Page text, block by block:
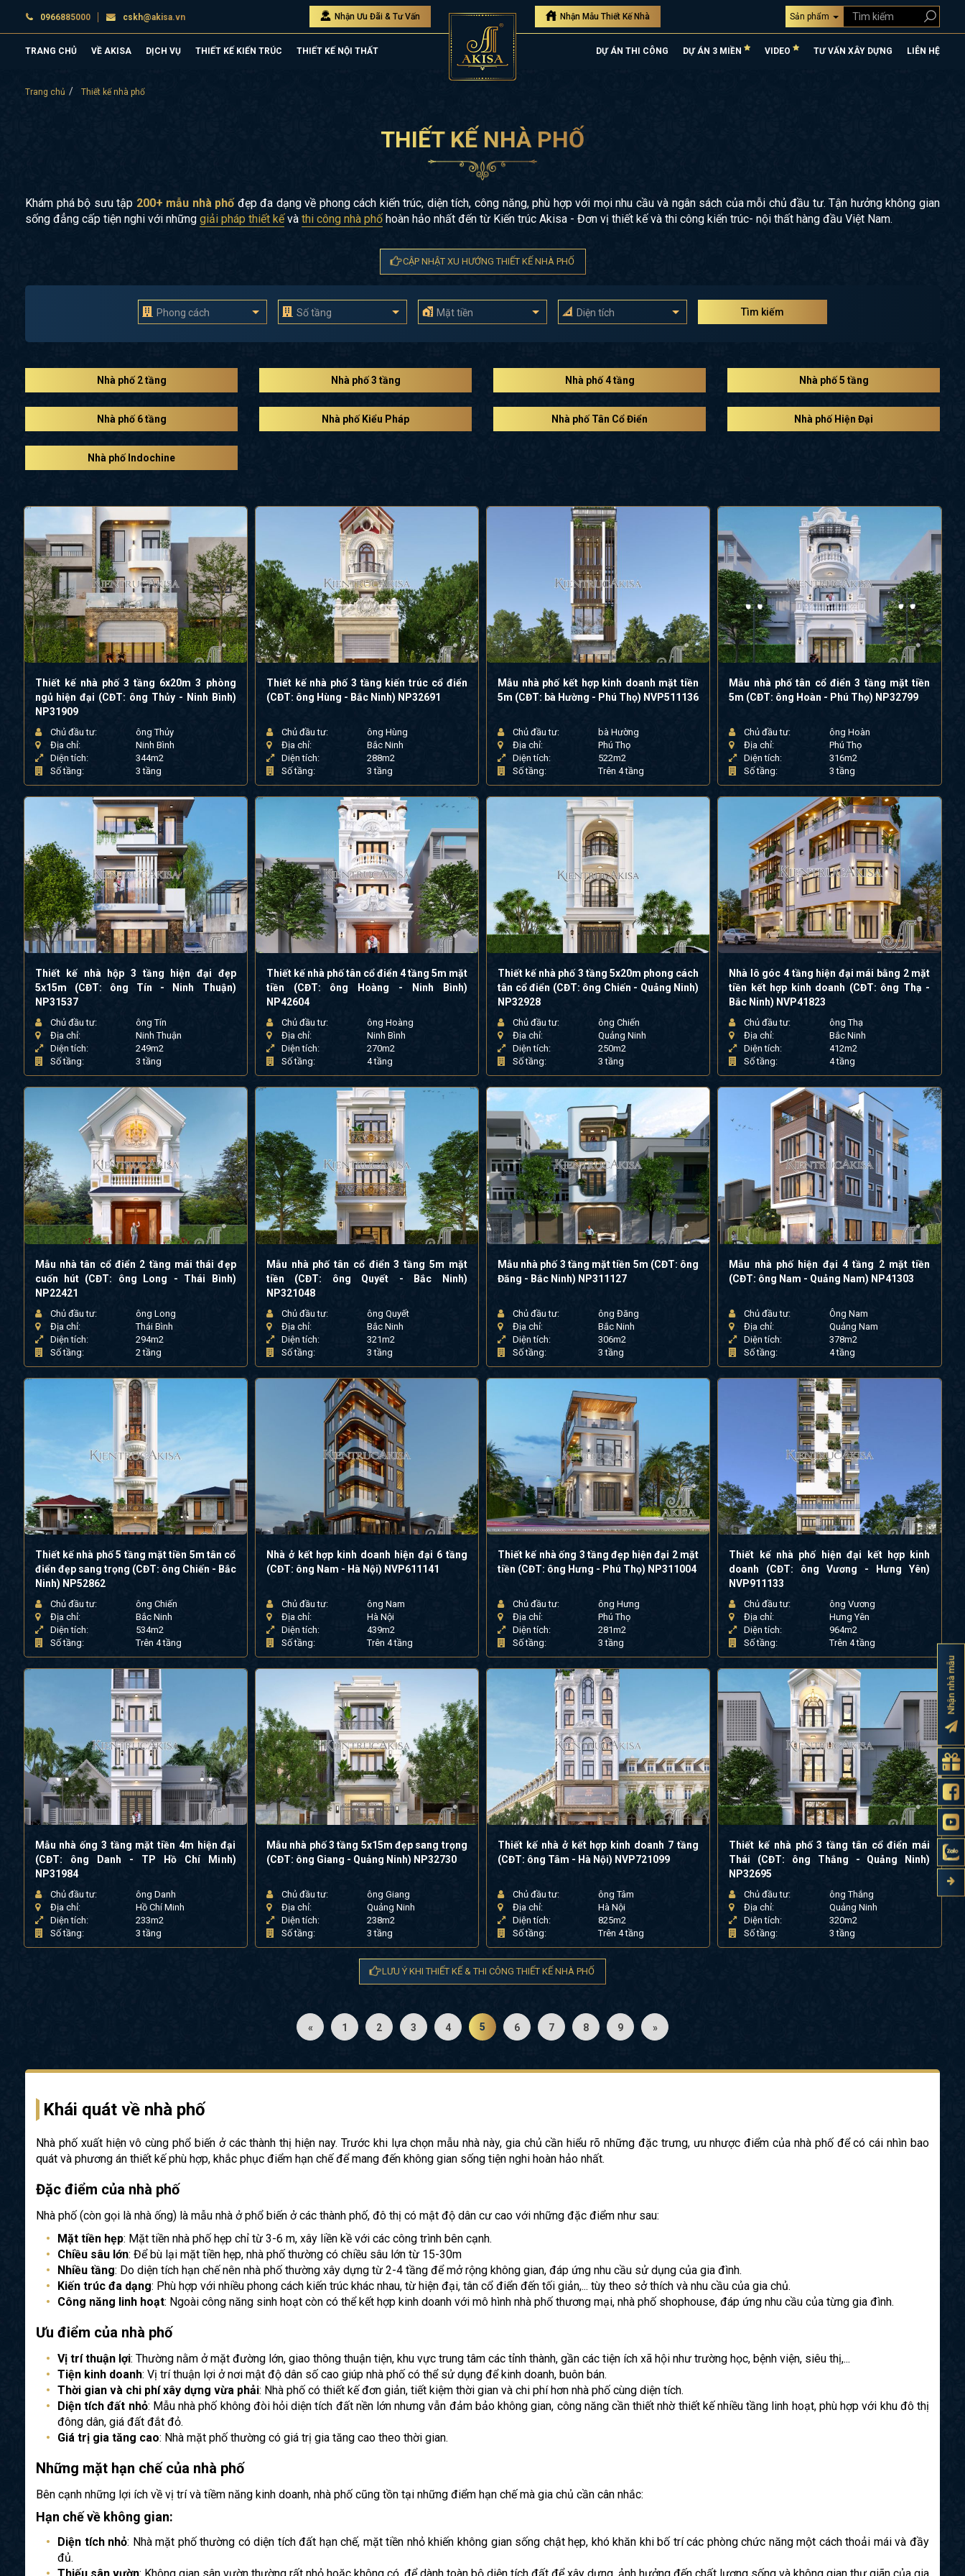
0966885000 cskh@akisa.vn Nhận Ưu Đãi & Tư Vấn Nhận Mẫu Thiết Kế Nhà Sản phẩm
TRANG CHỦ VỀ AKISA DỊCH VỤ THIẾT KẾ KIẾN TRÚC THIẾT KẾ NỘI THẤT DỰ ÁN THI CÔNG DỰ ÁN 3 MIỀN VIDEO TƯ VẤN XÂY DỰNG LIÊN HỆ
Trang chủ Thiết kế nhà phố
THIẾT KẾ NHÀ PHỐ
Khám phá bộ sưu tập 200+ mẫu nhà phốđẹp đa dạng về phong cách kiến trúc, diện tích, công năng, phù hợp với mọi nhu cầu và ngân sách của mỗi chủ đầu tư. Tận hưởng không gian
sống đẳng cấp tiện nghi với những giải pháp thiết kếvà thi công nhà phố hoàn hảo nhất đến từ Kiến trúc Akisa - Đơn vị thiết kế và thi công kiến trúc- nội thất hàng đầu Việt Nam.
CẬP NHẬT XU HƯỚNG THIẾT KẾ NHÀ PHỐ
Phong cách Số tầng Mặt tiền Diện tích Tìm kiếm
Nhà phố 2 tầng Nhà phố 3 tầng Nhà phố 4 tầng Nhà phố 5 tầng
Nhà phố 6 tầng Nhà phố Kiểu Pháp Nhà phố Tân Cổ Điển Nhà phố Hiện Đại
Nhà phố Indochine
Thiết kế nhà phố 3 tầng 6x20m 3 phòng
ngủ hiện đại (CĐT: ông Thủy - Ninh Bình)
NP31909
Chủ đầu tư:
ông Thủy
Địa chỉ:
Ninh Bình
Diện tích:
344m2
Số tầng:
3 tầng
Thiết kế nhà phố 3 tầng kiến trúc cổ điển
(CĐT: ông Hùng - Bắc Ninh) NP32691
Chủ đầu tư:
ông Hùng
Địa chỉ:
Bắc Ninh
Diện tích:
288m2
Số tầng:
3 tầng
Mẫu nhà phố kết hợp kinh doanh mặt tiền
5m (CĐT: bà Hường - Phú Thọ) NVP511136
Chủ đầu tư:
bà Hường
Địa chỉ:
Phú Thọ
Diện tích:
522m2
Số tầng:
Trên 4 tầng
Mẫu nhà phố tân cổ điển 3 tầng mặt tiền
5m (CĐT: ông Hoàn - Phú Thọ) NP32799
Chủ đầu tư:
ông Hoàn
Địa chỉ:
Phú Thọ
Diện tích:
316m2
Số tầng:
3 tầng
Thiết kế nhà hộp 3 tầng hiện đại đẹp
5x15m (CĐT: ông Tín - Ninh Thuận)
NP31537
Chủ đầu tư:
ông Tín
Địa chỉ:
Ninh Thuận
Diện tích:
249m2
Số tầng:
3 tầng
Thiết kế nhà phố tân cổ điển 4 tầng 5m mặt
tiền (CĐT: ông Hoàng - Ninh Bình)
NP42604
Chủ đầu tư:
ông Hoàng
Địa chỉ:
Ninh Bình
Diện tích:
270m2
Số tầng:
4 tầng
Thiết kế nhà phố 3 tầng 5x20m phong cách
tân cổ điển (CĐT: ông Chiến - Quảng Ninh)
NP32928
Chủ đầu tư:
ông Chiến
Địa chỉ:
Quảng Ninh
Diện tích:
250m2
Số tầng:
3 tầng
Nhà lô góc 4 tầng hiện đại mái bằng 2 mặt
tiền kết hợp kinh doanh (CĐT: ông Thạ -
Bắc Ninh) NVP41823
Chủ đầu tư:
ông Thạ
Địa chỉ:
Bắc Ninh
Diện tích:
412m2
Số tầng:
4 tầng
Mẫu nhà tân cổ điển 2 tầng mái thái đẹp
cuốn hút (CĐT: ông Long - Thái Bình)
NP22421
Chủ đầu tư:
ông Long
Địa chỉ:
Thái Bình
Diện tích:
294m2
Số tầng:
2 tầng
Mẫu nhà phố tân cổ điển 3 tầng 5m mặt
tiền (CĐT: ông Quyết - Bắc Ninh)
NP321048
Chủ đầu tư:
ông Quyết
Địa chỉ:
Bắc Ninh
Diện tích:
321m2
Số tầng:
3 tầng
Mẫu nhà phố 3 tầng mặt tiền 5m (CĐT: ông
Đăng - Bắc Ninh) NP311127
Chủ đầu tư:
ông Đăng
Địa chỉ:
Bắc Ninh
Diện tích:
306m2
Số tầng:
3 tầng
Mẫu nhà phố hiện đại 4 tầng 2 mặt tiền
(CĐT: ông Nam - Quảng Nam) NP41303
Chủ đầu tư:
Ông Nam
Địa chỉ:
Quảng Nam
Diện tích:
378m2
Số tầng:
4 tầng
Thiết kế nhà phố 5 tầng mặt tiền 5m tân cổ
điển đẹp sang trọng (CĐT: ông Chiến - Bắc
Ninh) NP52862
Chủ đầu tư:
ông Chiến
Địa chỉ:
Bắc Ninh
Diện tích:
534m2
Số tầng:
Trên 4 tầng
Nhà ở kết hợp kinh doanh hiện đại 6 tầng
(CĐT: ông Nam - Hà Nội) NVP611141
Chủ đầu tư:
ông Nam
Địa chỉ:
Hà Nội
Diện tích:
439m2
Số tầng:
Trên 4 tầng
Thiết kế nhà ống 3 tầng đẹp hiện đại 2 mặt
tiền (CĐT: ông Hưng - Phú Thọ) NP311004
Chủ đầu tư:
ông Hưng
Địa chỉ:
Phú Thọ
Diện tích:
281m2
Số tầng:
3 tầng
Thiết kế nhà phố hiện đại kết hợp kinh
doanh (CĐT: ông Vương - Hưng Yên)
NVP911133
Chủ đầu tư:
ông Vương
Địa chỉ:
Hưng Yên
Diện tích:
964m2
Số tầng:
Trên 4 tầng
Mẫu nhà ống 3 tầng mặt tiền 4m hiện đại
(CĐT: ông Danh - TP Hồ Chí Minh)
NP31984
Chủ đầu tư:
ông Danh
Địa chỉ:
Hồ Chí Minh
Diện tích:
233m2
Số tầng:
3 tầng
Mẫu nhà phố 3 tầng 5x15m đẹp sang trọng
(CĐT: ông Giang - Quảng Ninh) NP32730
Chủ đầu tư:
ông Giang
Địa chỉ:
Quảng Ninh
Diện tích:
238m2
Số tầng:
3 tầng
Thiết kế nhà ở kết hợp kinh doanh 7 tầng
(CĐT: ông Tâm - Hà Nội) NVP721099
Chủ đầu tư:
ông Tâm
Địa chỉ:
Hà Nội
Diện tích:
825m2
Số tầng:
Trên 4 tầng
Thiết kế nhà phố 3 tầng tân cổ điển mái
Thái (CĐT: ông Thắng - Quảng Ninh)
NP32695
Chủ đầu tư:
ông Thắng
Địa chỉ:
Quảng Ninh
Diện tích:
320m2
Số tầng:
3 tầng
LƯU Ý KHI THIẾT KẾ & THI CÔNG THIẾT KẾ NHÀ PHỐ
« 1 2 3 4 5 6 7 8 9 »
Khái quát về nhà phố
Nhà phố xuất hiện vô cùng phổ biến ở các thành thị hiện nay. Trước khi lựa chọn mẫu nhà này, gia chủ cần hiểu rõ những đặc trưng, ưu nhược điểm của nhà phố để có cái nhìn bao
quát và phương án thiết kế phù hợp, khắc phục điểm hạn chế để mang đến không gian sống tiện nghi hoàn hảo nhất.
Đặc điểm của nhà phố
Nhà phố (còn gọi là nhà ống) là mẫu nhà ở phổ biến ở các thành phố, đô thị có mật độ dân cư cao với những đặc điểm như sau:
Mặt tiền hẹp: Mặt tiền nhà phố hẹp chỉ từ 3-6 m, xây liền kề với các công trình bên cạnh.
Chiều sâu lớn: Để bù lại mặt tiền hẹp, nhà phố thường có chiều sâu lớn từ 15-30m
Nhiều tầng: Do diện tích hạn chế nên nhà phố thường xây dựng từ 2-4 tầng để mở rộng không gian, đáp ứng nhu cầu sử dụng của gia đình.
Kiến trúc đa dạng: Phù hợp với nhiều phong cách kiến trúc khác nhau, từ hiện đại, tân cổ điển đến tối giản,... tùy theo sở thích và nhu cầu của gia chủ.
Công năng linh hoạt: Ngoài công năng sinh hoạt còn có thể kết hợp kinh doanh với mô hình nhà phố thương mại, nhà phố shophouse, đáp ứng nhu cầu của từng gia đình.
Ưu điểm của nhà phố
Vị trí thuận lợi: Thường nằm ở mặt đường lớn, giao thông thuận tiện, khu vực trung tâm các tỉnh thành, gần các tiện ích xã hội như trường học, bệnh viện, siêu thị,...
Tiện kinh doanh: Vị trí thuận lợi ở nơi mật độ dân số cao giúp nhà phố có thể sử dụng để kinh doanh, buôn bán.
Thời gian và chi phí xây dựng vừa phải: Nhà phố có thiết kế đơn giản, tiết kiệm thời gian và chi phí hơn nhà phố cùng diện tích.
Diện tích đất nhỏ: Mẫu nhà phố không đòi hỏi diện tích đất nền lớn nhưng vẫn đảm bảo không gian, công năng cần thiết nhờ thiết kế nhiều tầng linh hoạt, phù hợp với khu đô thị
đông dân, giá đất đắt đỏ.
Giá trị gia tăng cao: Nhà mặt phố thường có giá trị gia tăng cao theo thời gian.
Những mặt hạn chế của nhà phố
Bên cạnh những lợi ích về vị trí và tiềm năng kinh doanh, nhà phố cũng tồn tại những điểm hạn chế mà gia chủ cần cân nhắc:
Hạn chế về không gian:
Diện tích nhỏ: Nhà mặt phố thường có diện tích đất hạn chế, mặt tiền nhỏ khiến không gian sống chật hẹp, khó khăn khi bố trí các phòng chức năng một cách thoải mái và đầy
đủ.
Nhận nhà mẫu